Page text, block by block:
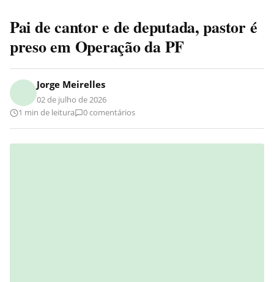
Pai de cantor e de deputada, pastor é
preso em Operação da PF
Jorge Meirelles
02 de julho de 2026
1 min de leitura
0 comentários